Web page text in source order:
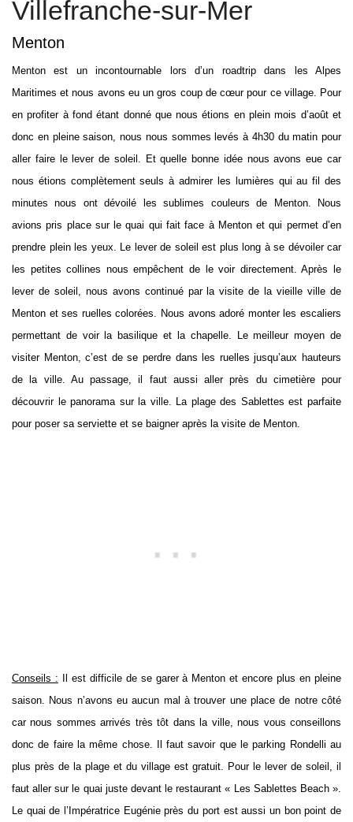
Villefranche-sur-Mer
Menton
Menton est un incontournable lors d’un roadtrip dans les Alpes
Maritimes et nous avons eu un gros coup de cœur pour ce village. Pour
en profiter à fond étant donné que nous étions en plein mois d’août et
donc en pleine saison, nous nous sommes levés à 4h30 du matin pour
aller faire le lever de soleil. Et quelle bonne idée nous avons eue car
nous étions complètement seuls à admirer les lumières qui au fil des
minutes nous ont dévoilé les sublimes couleurs de Menton. Nous
avions pris place sur le quai qui fait face à Menton et qui permet d’en
prendre plein les yeux. Le lever de soleil est plus long à se dévoiler car
les petites collines nous empêchent de le voir directement. Après le
lever de soleil, nous avons continué par la visite de la vieille ville de
Menton et ses ruelles colorées. Nous avons adoré monter les escaliers
permettant de voir la basilique et la chapelle. Le meilleur moyen de
visiter Menton, c’est de se perdre dans les ruelles jusqu’aux hauteurs
de la ville. Au passage, il faut aussi aller près du cimetière pour
découvrir le panorama sur la ville. La plage des Sablettes est parfaite
pour poser sa serviette et se baigner après la visite de Menton.
Conseils : Il est difficile de se garer à Menton et encore plus en pleine
saison. Nous n’avons eu aucun mal à trouver une place de notre côté
car nous sommes arrivés très tôt dans la ville, nous vous conseillons
donc de faire la même chose. Il faut savoir que le parking Rondelli au
plus près de la plage et du village est gratuit. Pour le lever de soleil, il
faut aller sur le quai juste devant le restaurant « Les Sablettes Beach ».
Le quai de l’Impératrice Eugénie près du port est aussi un bon point de